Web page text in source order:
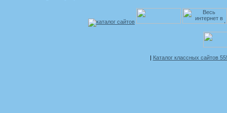
Каталог классных сайтов